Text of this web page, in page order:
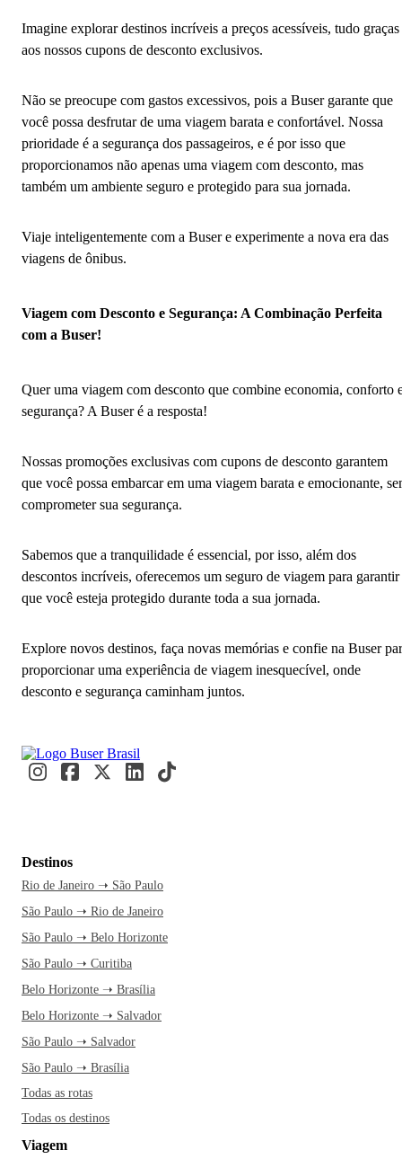
Imagine explorar destinos incríveis a preços acessíveis, tudo graças
aos nossos cupons de desconto exclusivos.
Não se preocupe com gastos excessivos, pois a Buser garante que
você possa desfrutar de uma viagem barata e confortável. Nossa
prioridade é a segurança dos passageiros, e é por isso que
proporcionamos não apenas uma viagem com desconto, mas
também um ambiente seguro e protegido para sua jornada.
Viaje inteligentemente com a Buser e experimente a nova era das
viagens de ônibus.
Viagem com Desconto e Segurança: A Combinação Perfeita
com a Buser!
Quer uma viagem com desconto que combine economia, conforto
segurança? A Buser é a resposta!
Nossas promoções exclusivas com cupons de desconto garantem
que você possa embarcar em uma viagem barata e emocionante,
comprometer sua segurança.
Sabemos que a tranquilidade é essencial, por isso, além dos
descontos incríveis, oferecemos um seguro de viagem para garantir
que você esteja protegido durante toda a sua jornada.
Explore novos destinos, faça novas memórias e confie na Buser
proporcionar uma experiência de viagem inesquecível, onde
desconto e segurança caminham juntos.
Destinos
Rio de Janeiro ➝ São Paulo
São Paulo ➝ Rio de Janeiro
São Paulo ➝ Belo Horizonte
São Paulo ➝ Curitiba
Belo Horizonte ➝ Brasília
Belo Horizonte ➝ Salvador
São Paulo ➝ Salvador
São Paulo ➝ Brasília
Todas as rotas
Todas os destinos
Viagem